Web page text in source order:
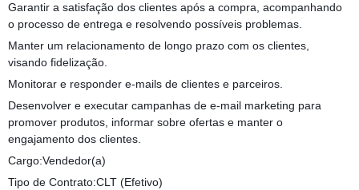
Garantir a satisfação dos clientes após a compra, acompanhando
o processo de entrega e resolvendo possíveis problemas.
Manter um relacionamento de longo prazo com os clientes,
visando fidelização.
Monitorar e responder e-mails de clientes e parceiros.
Desenvolver e executar campanhas de e-mail marketing para
promover produtos, informar sobre ofertas e manter o
engajamento dos clientes.
Cargo:Vendedor(a)
Tipo de Contrato:CLT (Efetivo)